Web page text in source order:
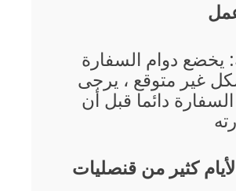
يخضع دوام السفارة
غير متوقع ، يرجى
السفارة دائما قبل أن
كثير من قنصليات